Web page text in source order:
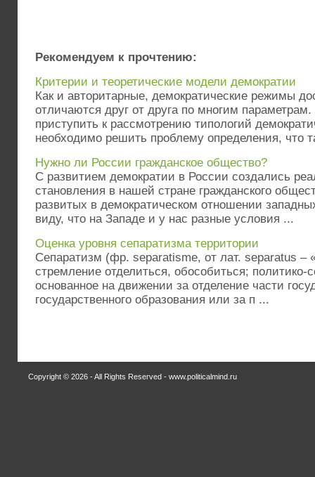
Рекомендуем к прочтению:
Критерии и теоретические модели демократии
Как и авторитарные, демократические режимы
отличаются друг от друга по многим
приступить к рассмотрению типологий
необходимо решить проблему определения, что
Нужно ли России гражданское общество?
С развитием демократии в России создались
становления в нашей стране гражданского
развитых в демократическом отношении
виду, что на Западе и у нас разные условия ...
Оценка уровня сепаратизма территории
Сепаратизм (фр. separatisme, от лат. separatus –
стремление отделиться, обособиться; политико-
основанное на движении за отделение части
государственного образования или за п ...
Copyright © 2026 - All Rights Reserved - www.politicalmind.ru